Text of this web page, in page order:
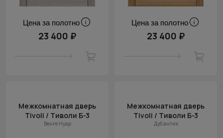
Цена за полотно
23 400 ₽
Цена за полотно
23 400 ₽
Межкомнатная дверь
Tivoli / Тиволи Б-3
Венге Нуар
Межкомнатная дверь
Tivoli / Тиволи Б-3
Дуб антик